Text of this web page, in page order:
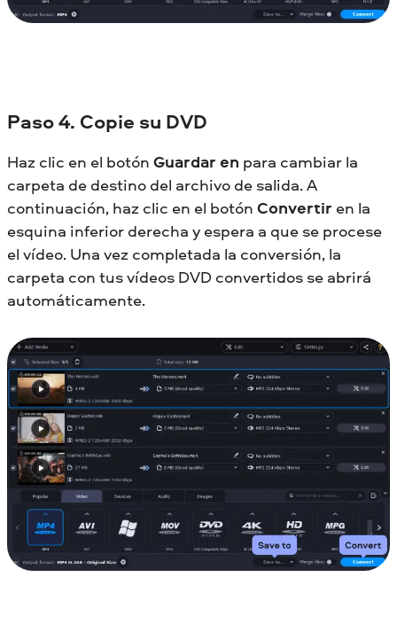
Paso4. Copie su DVD
Haz clic en el botón Guardar en para cambiar la
carpeta de destino del archivo de salida. A
continuación, haz clic en el botón Convertir en la
esquina inferior derecha y espera a que se procese
el vídeo. Una vez completada la conversión, la
carpeta con tus vídeos DVD convertidos se abrirá
automáticamente.